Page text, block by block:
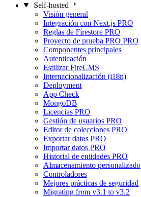
Self-hosted
Visión general
Integración con Next.js PRO
Reglas de Firestore PRO
Proyecto de prueba PRO PRO
Componentes principales
Autenticación
Estilizar FireCMS
Internacionalización (i18n)
Deployment
App Check
MongoDB
Licencias PRO
Gestión de usuarios PRO
Editor de colecciones PRO
Exportar datos PRO
Importar datos PRO
Historial de entidades PRO
Almacenamiento personalizado
Controladores
Mejores prácticas de seguridad
Migrating from v3.1 to v3.2